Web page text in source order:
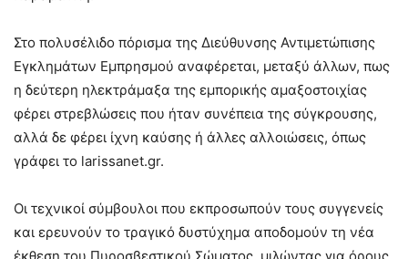
Στο πολυσέλιδο πόρισμα της Διεύθυνσης Αντιμετώπισης
Εγκλημάτων Εμπρησμού αναφέρεται, μεταξύ άλλων, πως
η δεύτερη ηλεκτράμαξα της εμπορικής αμαξοστοιχίας
φέρει στρεβλώσεις που ήταν συνέπεια της σύγκρουσης,
αλλά δε φέρει ίχνη καύσης ή άλλες αλλοιώσεις, όπως
γράφει το larissanet.gr.
Οι τεχνικοί σύμβουλοι που εκπροσωπούν τους συγγενείς
και ερευνούν το τραγικό δυστύχημα αποδομούν τη νέα